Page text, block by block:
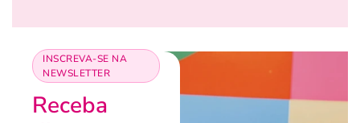
INSCREVA-SE NA
NEWSLETTER
Receba